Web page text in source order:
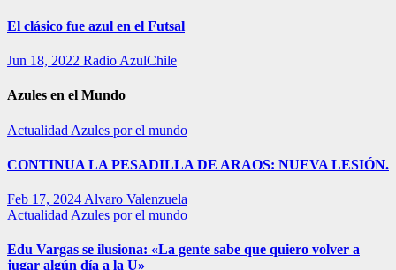
El clásico fue azul en el Futsal
Jun 18, 2022 Radio AzulChile
Azules en el Mundo
Actualidad Azules por el mundo
CONTINUA LA PESADILLA DE ARAOS: NUEVA LESIÓN.
Feb 17, 2024 Alvaro Valenzuela
Actualidad Azules por el mundo
Edu Vargas se ilusiona: «La gente sabe que quiero volver a
jugar algún día a la U»